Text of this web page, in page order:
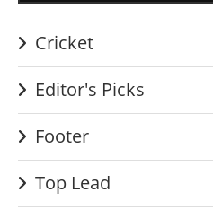
Cricket
Editor's Picks
Footer
Top Lead